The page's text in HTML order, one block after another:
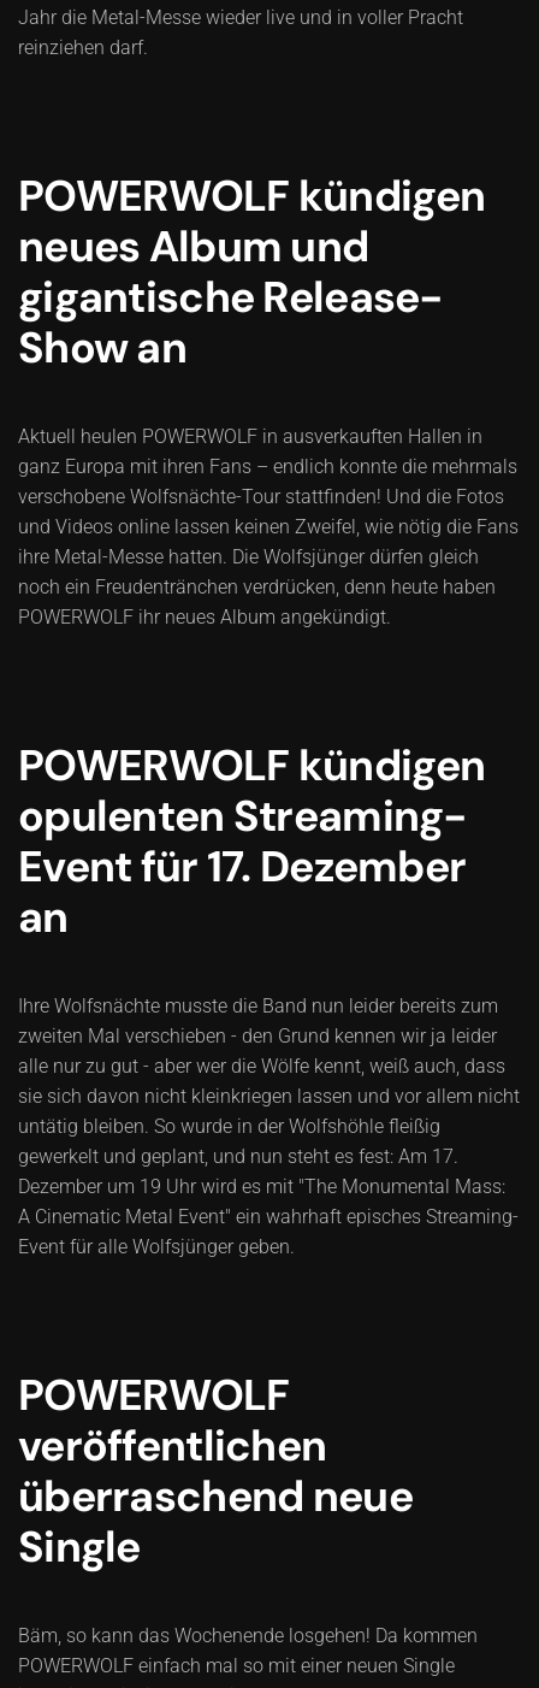
Jahr die Metal-Messe wieder live und in voller Pracht
reinziehen darf.
POWERWOLF kündigen
neues Album und
gigantische Release-
Show an
Aktuell heulen POWERWOLF in ausverkauften Hallen in
ganz Europa mit ihren Fans – endlich konnte die mehrmals
verschobene Wolfsnächte-Tour stattfinden! Und die Fotos
und Videos online lassen keinen Zweifel, wie nötig die Fans
ihre Metal-Messe hatten. Die Wolfsjünger dürfen gleich
noch ein Freudentränchen verdrücken, denn heute haben
POWERWOLF ihr neues Album angekündigt.
POWERWOLF kündigen
opulenten Streaming-
Event für 17. Dezember
an
Ihre Wolfsnächte musste die Band nun leider bereits zum
zweiten Mal verschieben - den Grund kennen wir ja leider
alle nur zu gut - aber wer die Wölfe kennt, weiß auch, dass
sie sich davon nicht kleinkriegen lassen und vor allem nicht
untätig bleiben. So wurde in der Wolfshöhle fleißig
gewerkelt und geplant, und nun steht es fest: Am 17.
Dezember um 19 Uhr wird es mit "The Monumental Mass:
A Cinematic Metal Event" ein wahrhaft episches Streaming-
Event für alle Wolfsjünger geben.
POWERWOLF
veröffentlichen
überraschend neue
Single
Bäm, so kann das Wochenende losgehen! Da kommen
POWERWOLF einfach mal so mit einer neuen Single